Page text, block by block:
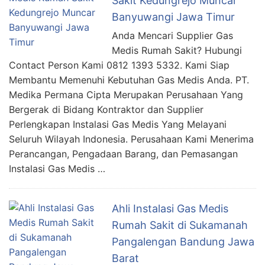
Banyuwangi Jawa Timur
Anda Mencari Supplier Gas
Medis Rumah Sakit? Hubungi
Contact Person Kami 0812 1393 5332. Kami Siap
Membantu Memenuhi Kebutuhan Gas Medis Anda. PT.
Medika Permana Cipta Merupakan Perusahaan Yang
Bergerak di Bidang Kontraktor dan Supplier
Perlengkapan Instalasi Gas Medis Yang Melayani
Seluruh Wilayah Indonesia. Perusahaan Kami Menerima
Perancangan, Pengadaan Barang, dan Pemasangan
Instalasi Gas Medis …
Ahli Instalasi Gas Medis
Rumah Sakit di Sukamanah
Pangalengan Bandung Jawa
Barat